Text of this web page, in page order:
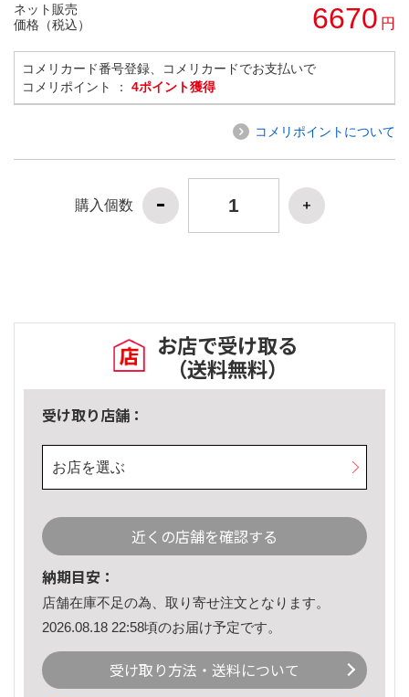
ネット販売
価格（税込）
6670 円
コメリカード番号登録、コメリカードでお支払いで
コメリポイント ： 4ポイント獲得
コメリポイントについて
購入個数
お店で受け取る
（送料無料）
受け取り店舗：
お店を選ぶ
近くの店舗を確認する
納期目安：
店舗在庫不足の為、取り寄せ注文となります。
2026.08.18 22:58頃のお届け予定です。
受け取り方法・送料について